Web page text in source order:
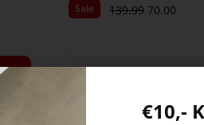
Sale 139.99 70.00
€10,-